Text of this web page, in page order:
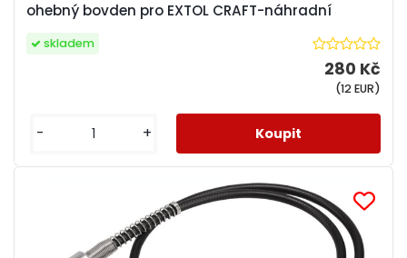
ohebný bovden pro EXTOL CRAFT-náhradní
280 Kč
(12 EUR)
skladem
- +